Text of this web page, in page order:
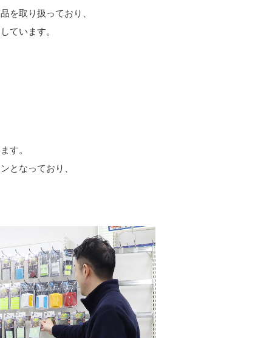
を取り扱っており、
ています。
す。
となっており、